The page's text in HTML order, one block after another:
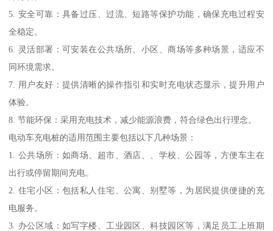
5. 安全可靠：具备过压、过流、短路等保护功能，确保充电过程安
全稳定。
6. 灵活部署：可安装在公共场所、小区、商场等多种场景，适应不
同环境需求。
7. 用户友好：提供清晰的操作指引和实时充电状态显示，提升用户
体验。
8. 节能环保：采用充电技术，减少能源浪费，符合绿色出行理念。
电动车充电桩的适用范围主要包括以下几种场景：
1. 公共场所：如商场、超市、酒店、、学校、公园等，方便车主在
出行或停留期间充电。
2. 住宅小区：包括私人住宅、公寓、别墅等，为居民提供便捷的充
电服务。
3. 办公区域：如写字楼、工业园区、科技园区等，满足员工上班期